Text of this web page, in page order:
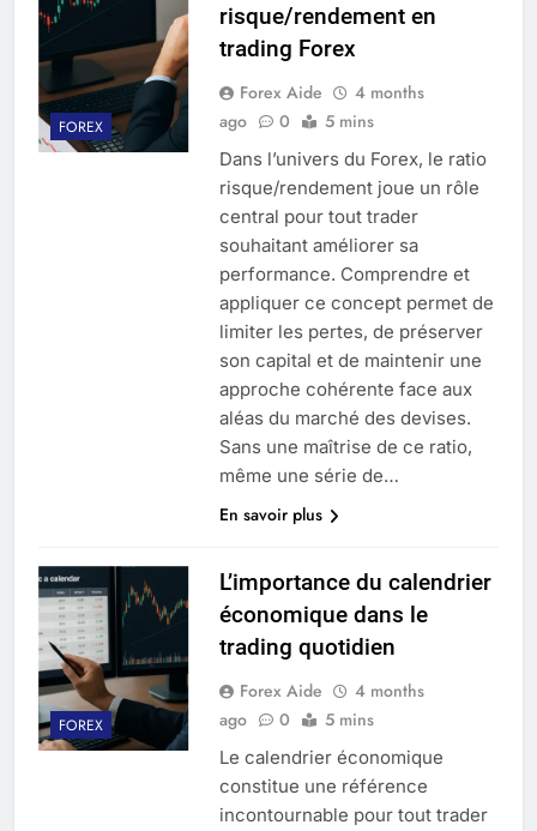
FOREX
risque/rendement en
trading Forex
Forex Aide
4 months
ago
0 5 mins
Dans l’univers du Forex, le ratio
risque/rendement joue un rôle
central pour tout trader
souhaitant améliorer sa
performance. Comprendre et
appliquer ce concept permet de
limiter les pertes, de préserver
son capital et de maintenir une
approche cohérente face aux
aléas du marché des devises.
Sans une maîtrise de ce ratio,
même une série de…
En savoir plus
FOREX
L’importance du calendrier
économique dans le
trading quotidien
Forex Aide
4 months
ago
0 5 mins
Le calendrier économique
constitue une référence
incontournable pour tout trader